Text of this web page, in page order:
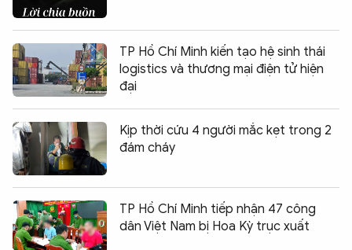
TP Hồ Chí Minh kiến tạo hệ sinh thái
logistics và thương mại điện tử hiện
đại
Kịp thời cứu 4 người mắc kẹt trong 2
đám cháy
TP Hồ Chí Minh tiếp nhận 47 công
dân Việt Nam bị Hoa Kỳ trục xuất